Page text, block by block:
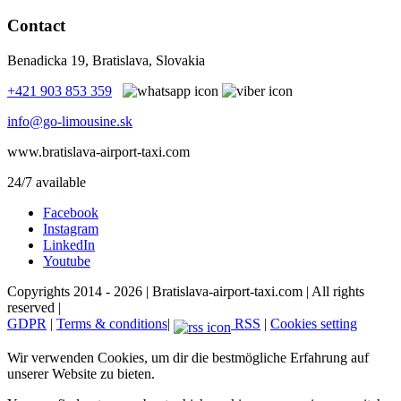
Contact
Benadicka 19, Bratislava, Slovakia
+421 903 853 359
info@go-limousine.sk
www.bratislava-airport-taxi.com
24/7 available
Facebook
Instagram
LinkedIn
Youtube
Copyrights 2014 - 2026 | Bratislava-airport-taxi.com | All rights
reserved |
GDPR | Terms & conditions| RSS | Cookies setting
Wir verwenden Cookies, um dir die bestmögliche Erfahrung auf
unserer Website zu bieten.